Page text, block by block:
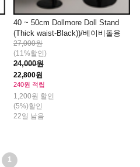
40 ~ 50cm Dollmore Doll Stand
(Thick waist-Black))/베이비돌용
27,000원
(11%할인)
24,000원
22,800원
240원 적립
1,200원 할인
(5%)할인
22일 남음
1